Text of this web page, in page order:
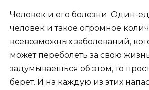
Человек и его болезни. Один-
человек и такое огромное
всевозможных заболеваний,
может переболеть за свою
задумываешься об этом, то
берет. И на каждую из этих